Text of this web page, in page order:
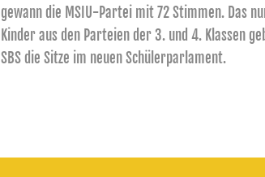
gewann die MSIU-Partei mit 72 Stimmen. Das
Kinder aus den Parteien der 3. und 4. Klassen
SBS die Sitze im neuen Schülerparlament.